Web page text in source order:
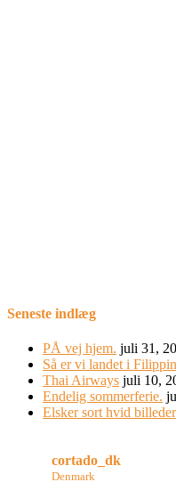
Seneste indlæg
PÅ vej hjem. juli 31,
Så er vi landet i
Thai Airways juli 10,
Endelig sommerferie.
Elsker sort hvid
cortado_dk
Denmark